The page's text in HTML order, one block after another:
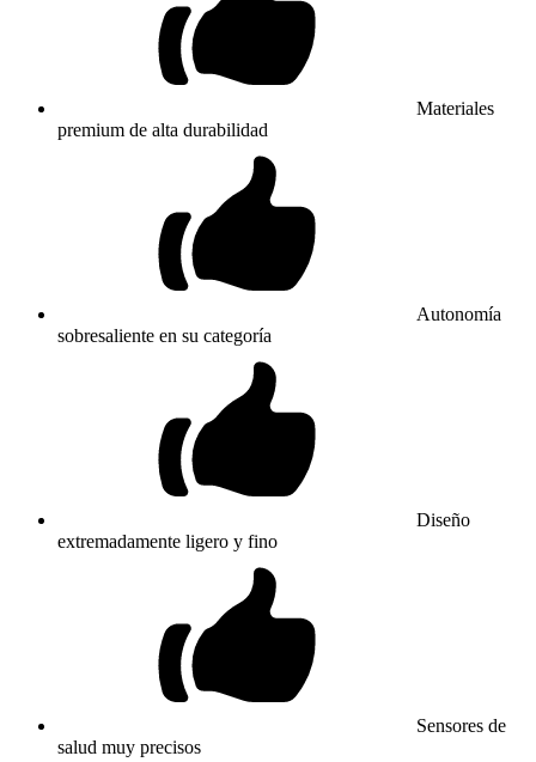
Materiales
premium de alta durabilidad
Autonomía
sobresaliente en su categoría
Diseño
extremadamente ligero y fino
Sensores de
salud muy precisos